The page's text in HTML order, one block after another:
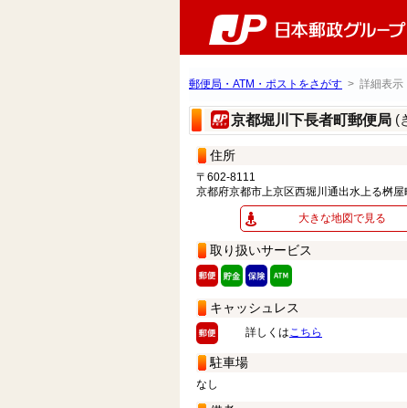
郵便局・ATM・ポストをさがす > 詳細表示
京都堀川下長者町郵便局 (
住所
〒602-8111
京都府京都市上京区西堀川通出水上る桝屋
大きな地図で見る
取り扱いサービス
キャッシュレス
詳しくはこちら
駐車場
なし